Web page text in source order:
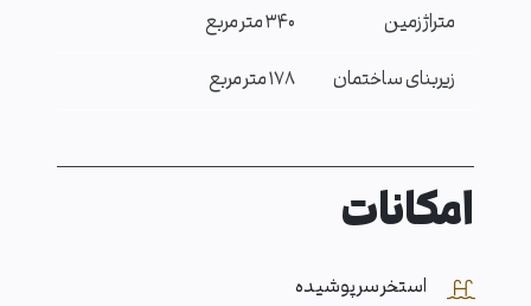
متراژ زمین
۳۴۰ متر مربع
زیربنای ساختمان
۱۷۸ متر مربع
امکانات
استخر سر پوشیده